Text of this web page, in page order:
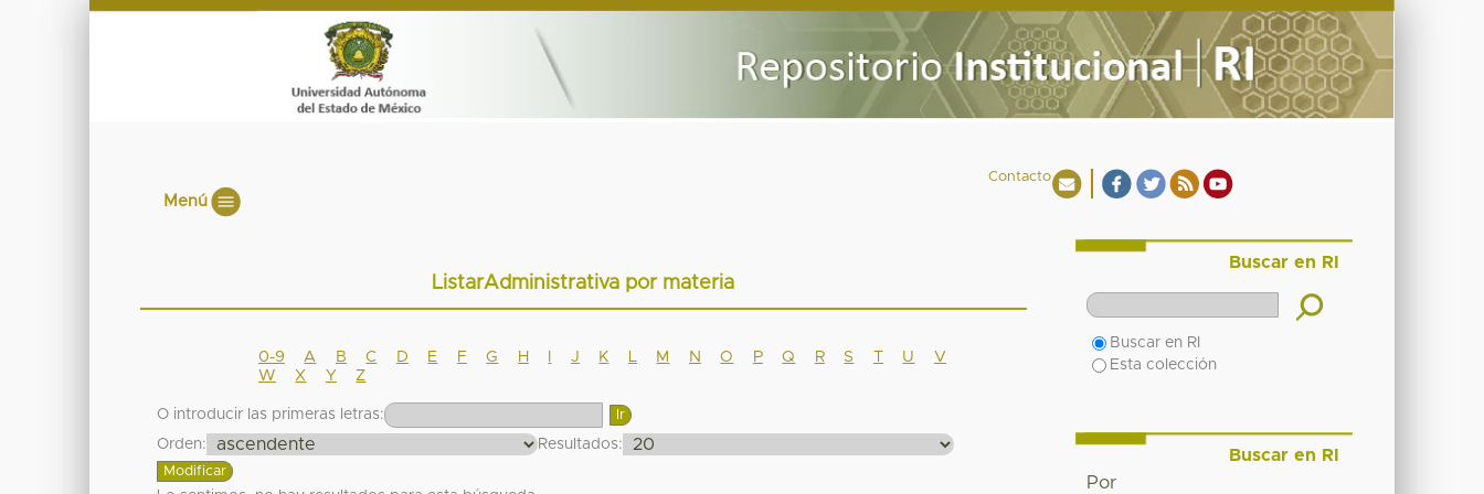
Contacto
Menú
ListarAdministrativa por materia
0-9 A B C D E F G H J K M N O P Q R S T U
V
W
X Y Z
O introducir las primeras letras:
Orden:
Resultados:
Buscar en RI
Buscar en RI
Esta colección
Buscar en RI
Por